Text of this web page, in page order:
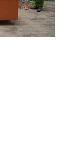
xưởng sản
30 đối tượng